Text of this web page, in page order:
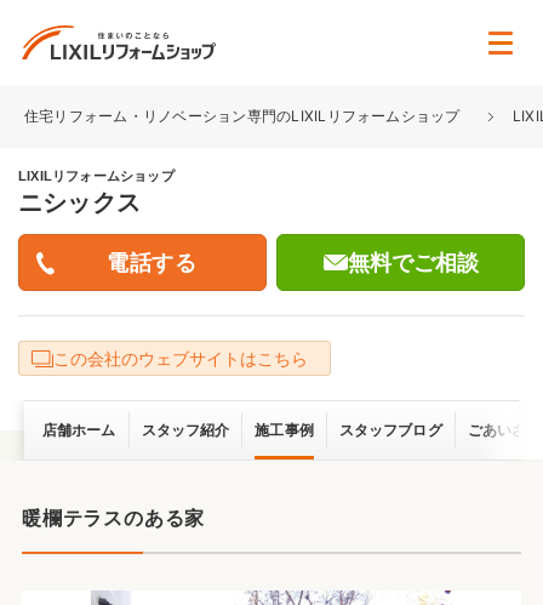
住宅リフォーム・リノベーション専門のLIXILリフォームショップ
LIXILリフォームショップ
ニシックス
無料でご相談
この会社のウェブサイトはこちら
店舗ホーム スタッフ紹介 施工事例 スタッフブログ ごあいさつ
暖欄テラスのある家